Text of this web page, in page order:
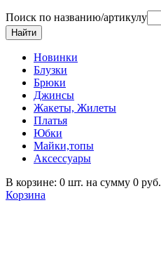
Поиск по названию/артикулу
Новинки
Блузки
Брюки
Джинсы
Жакеты, Жилеты
Платья
Юбки
Майки,топы
Аксессуары
В корзине: 0 шт. на сумму 0 руб.
Корзина